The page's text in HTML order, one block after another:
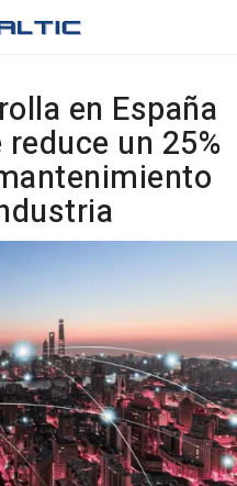
en España
un 25%